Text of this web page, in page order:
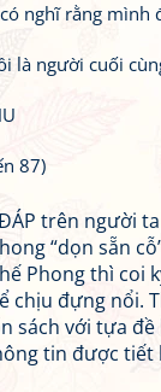
nghĩ rằng mình
là người cuối
87)
trên người
“dọn sẵn
Phong thì coi
chịu đựng nổi.
sách với tựa đề
tin được tiết